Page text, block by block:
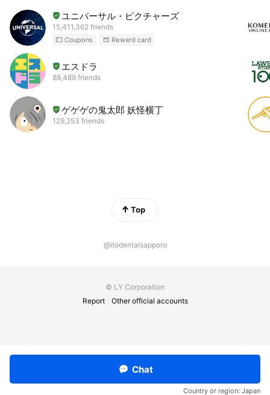
ユニバーサル・ピクチャーズ
15,411,362 friends
Coupons Reward card
エスドラ
88,489 friends
ゲゲゲの鬼太郎 妖怪横丁
129,253 friends
Top
@itodentalsapporo
© LY Corporation
Report
Other official accounts
Chat
Country or region: Japan